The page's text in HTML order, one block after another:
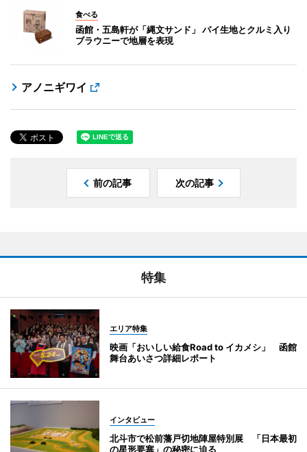
食べる
函館・五島軒が「縄文サンド」 パイ生地とクルミ入り
ブラウニーで地層を表現
アノニギワイ
前の記事 次の記事
特集
エリア特集
映画「おいしい給食Road to イカメシ」 函館
舞台あいさつ詳細レポート
インタビュー
北斗市で松前藩戸切地陣屋特別展 「日本最初
の星形要塞」の秘密に迫る